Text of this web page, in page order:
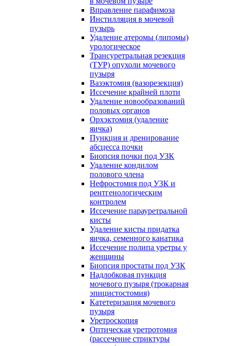
Вправление парафимоза
Инстилляция в мочевой
пузырь
Удаление атеромы (липомы)
урологическое
Трансуретральная резекция
(ТУР) опухоли мочевого
пузыря
Вазэктомия (вазорезекция)
Иссечение крайней плоти
Удаление новообразований
половых органов
Орхэктомия (удаление
яичка)
Пункция и дренирование
абсцесса почки
Биопсия почки под УЗК
Удаление кондилом
полового члена
Нефростомия под УЗК и
рентгенологическим
контролем
Иссечение парауретральной
кисты
Удаление кисты придатка
яичка, семенного канатика
Иссечение полипа уретры у
женщины
Биопсия простаты под УЗК
Надлобковая пункция
мочевого пузыря (трокарная
эпицистостомия)
Катетеризация мочевого
пузыря
Уретроскопия
Оптическая уретротомия
(рассечение стриктуры